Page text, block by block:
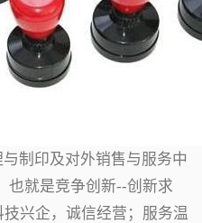
制印及对外销售与服务中
也就是竞争创新--创新求
兴企，诚信经营；服务温